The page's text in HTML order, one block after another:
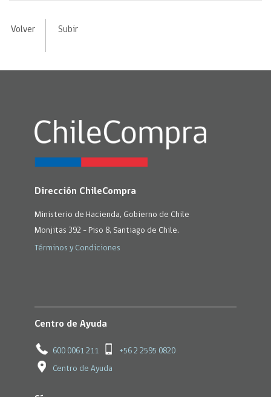
Volver Subir
Dirección ChileCompra
Ministerio de Hacienda, Gobierno de Chile
Monjitas 392 - Piso 8, Santiago de Chile.
Términos y Condiciones
Centro de Ayuda
600 0061 211 +56 2 2595 0820
Centro de Ayuda